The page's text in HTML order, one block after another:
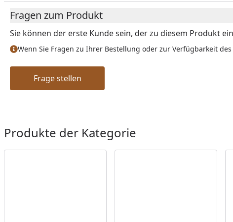
Fragen zum Produkt
Sie können der erste Kunde sein, der zu diesem Produkt
Wenn Sie Fragen zu Ihrer Bestellung oder zur Verfügbarkeit
Frage stellen
Produkte der Kategorie